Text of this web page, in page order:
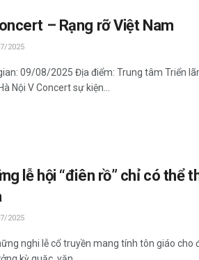
– Rạng rỡ Việt Nam
2025
09/08/2025 Địa điểm: Trung tâm Triển
Nội V Concert sự kiện...
lễ hội “điên rồ” chỉ có thể
2025
nghi lễ cổ truyền mang tính tôn giáo cho